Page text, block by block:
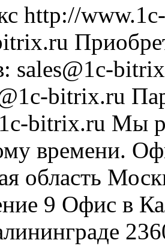
http://
: sales@1c-
bitrix.ru
bitrix.ru Мы
времени.
область
9 Офис в